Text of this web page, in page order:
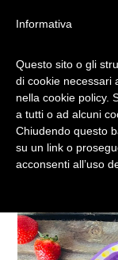
TAZZE
CACAO
AL
Informativa
Questo sito o gli
di cookie necessari
nella cookie policy.
a tutti o ad alcuni
Chiudendo questo
su un link o
acconsenti all’uso